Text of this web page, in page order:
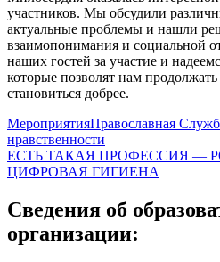
участников. Мы обсудили
актуальные проблемы и нашли
взаимопонимания и социальной
наших гостей за участие и
которые позволят нам
становиться добрее.
МероприятияПравославная
нравственности
Навигация
по
записям
ЕСТЬ ТАКАЯ ПРОФЕССИЯ —
ЦИФРОВАЯ ГИГИЕНА
Сведения об
организации: